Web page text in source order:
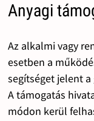
Anyagi
Az alkalmi vagy
esetben a
segítséget jelent
A támogatás
módon kerül